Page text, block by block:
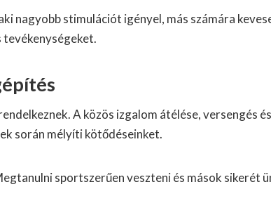
nagyobb stimulációt igényel, más számára
tevékenységeket.
A közös izgalom átélése, versengés
során mélyíti kötődéseinket.
sportszerűen veszteni és mások sikerét